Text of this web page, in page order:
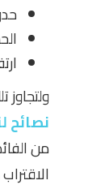
نصائح
من